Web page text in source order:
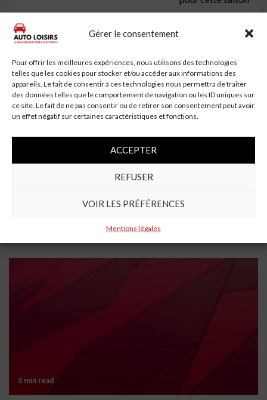
Gérer le consentement
Pour offrir les meilleures expériences, nous utilisons des technologies
telles que les cookies pour stocker et/ou accéder aux informations des
appareils. Le fait de consentir à ces technologies nous permettra de traiter
des données telles que le comportement de navigation ou les ID uniques sur
ce site. Le fait de ne pas consentir ou de retirer son consentement peut avoir
un effet négatif sur certaines caractéristiques et fonctions.
ACCEPTER
REFUSER
VOIR LES PRÉFÉRENCES
Mentions légales
À lire aussi
Saint-Aubin-Montenoy
5 min read